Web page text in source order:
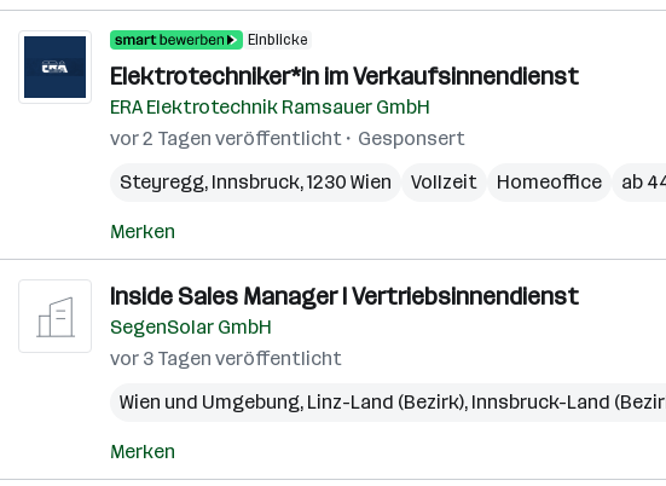
Einblicke
Elektrotechniker*in im Verkaufsinnendienst
ERA Elektrotechnik Ramsauer GmbH
vor 2 Tagen veröffentlicht
Gesponsert
Steyregg, Innsbruck,1230 Wien Vollzeit Homeoffice ab
Merken
Inside Sales Manager I Vertriebsinnendienst
SegenSolar GmbH
vor 3 Tagen veröffentlicht
Wien und Umgebung, Linz-Land (Bezirk), Innsbruck-Land
Merken